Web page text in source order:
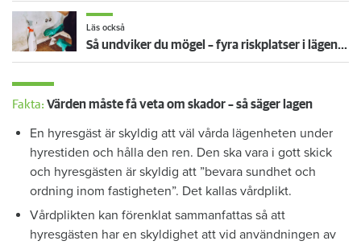
Läs också
Så undviker du mögel – fyra riskplatser i lägenheten: ”Måste städa bort”
Fakta: Värden måste få veta om skador – så säger lagen
En hyresgäst är skyldig att väl vårda lägenheten under
hyrestiden och hålla den ren. Den ska vara i gott skick
och hyresgästen är skyldig att ”bevara sundhet och
ordning inom fastigheten”. Det kallas vårdplikt.
Vårdplikten kan förenklat sammanfattas så att
hyresgästen har en skyldighet att vid användningen av